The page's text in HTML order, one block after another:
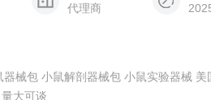
代理商
器械包 小鼠解剖器械包 小鼠实验器械
大可谈